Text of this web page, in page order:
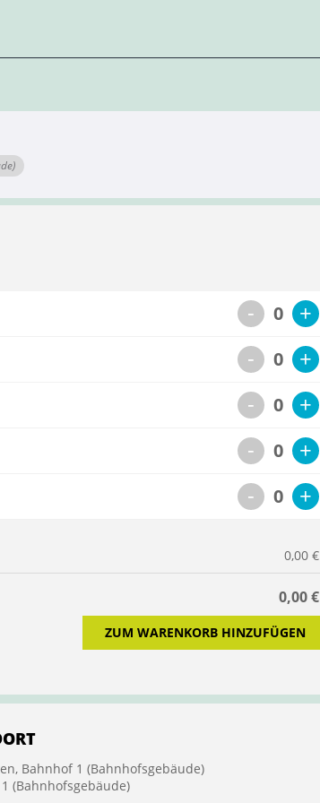
- 0 +
- 0 +
- 0 +
- 0 +
- 0 +
0,00 €
0,00 €
ZUM WARENKORB HINZUFÜGEN
Bahnhof 1 (Bahnhofsgebäude)
(Bahnhofsgebäude)